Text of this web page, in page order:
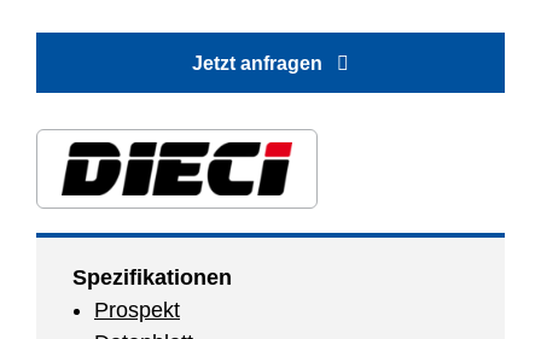
Jetzt anfragen
Spezifikationen
Prospekt